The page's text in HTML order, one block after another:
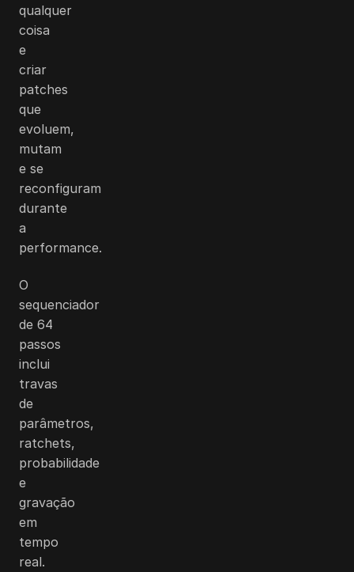
qualquer
coisa
e
criar
patches
que
evoluem,
mutam
e se
reconfiguram
durante
a
performance.
O
sequenciador
de 64
passos
inclui
travas
de
parâmetros,
ratchets,
probabilidade
e
gravação
em
tempo
real.